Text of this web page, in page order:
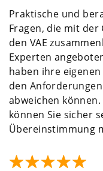
Praktische und
Fragen, die mit
den VAE
Experten
haben ihre
den
abweichen
können Sie sicher
Übereinstimmung